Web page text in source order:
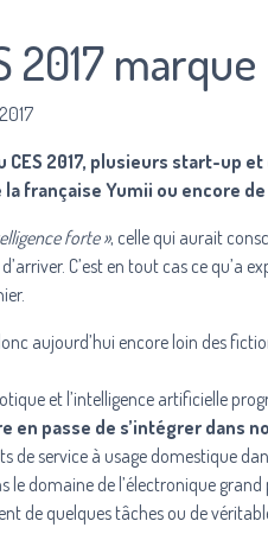
2017
CES 2017, plusieurs start-
la française Yumii ou encore
forte », celle qui aurait
C’est en tout cas ce qu’a
aujourd’hui encore loin des
et l’intelligence artificielle
en passe de s’intégrer dans
de service à usage domestique
le domaine de l’électronique grand
de quelques tâches ou de